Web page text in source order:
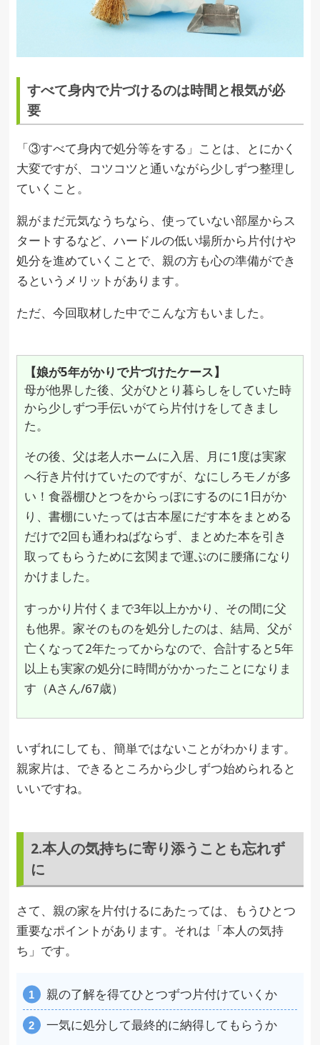
すべて身内で片づけるのは時間と根気が必
要
「③すべて身内で処分等をする」ことは、とにかく
大変ですが、コツコツと通いながら少しずつ整理し
ていくこと。
親がまだ元気なうちなら、使っていない部屋からス
タートするなど、ハードルの低い場所から片付けや
処分を進めていくことで、親の方も心の準備ができ
るというメリットがあります。
ただ、今回取材した中でこんな方もいました。
【娘が5年がかりで片づけたケース】
母が他界した後、父がひとり暮らしをしていた時
から少しずつ手伝いがてら片付けをしてきまし
た。
その後、父は老人ホームに入居、月に1度は実家
へ行き片付けていたのですが、なにしろモノが多
い！食器棚ひとつをからっぽにするのに1日がか
り、書棚にいたっては古本屋にだす本をまとめる
だけで2回も通わねばならず、まとめた本を引き
取ってもらうために玄関まで運ぶのに腰痛になり
かけました。
すっかり片付くまで3年以上かかり、その間に父
も他界。家そのものを処分したのは、結局、父が
亡くなって2年たってからなので、合計すると5年
以上も実家の処分に時間がかかったことになりま
す（Aさん/67歳）
いずれにしても、簡単ではないことがわかります。
親家片は、できるところから少しずつ始められると
いいですね。
2.本人の気持ちに寄り添うことも忘れず
に
さて、親の家を片付けるにあたっては、もうひとつ
重要なポイントがあります。それは「本人の気持
ち」です。
親の了解を得てひとつずつ片付けていくか
一気に処分して最終的に納得してもらうか